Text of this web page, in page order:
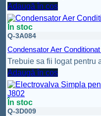
Adaugă în coș
În stoc
Q-3A084
Condensator Aer
Trebuie sa fii logat pentru
Adaugă în coș
În stoc
Q-3D009